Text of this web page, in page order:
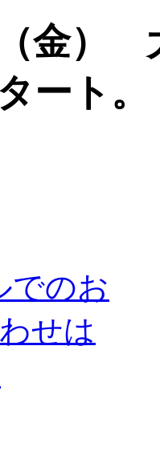
金）
ート。